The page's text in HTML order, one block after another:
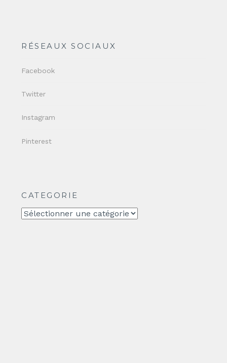
RÉSEAUX SOCIAUX
Facebook
Twitter
Instagram
Pinterest
CATEGORIE
CATEGORIE